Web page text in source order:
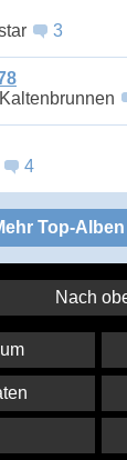
3
4
Top-
Nach